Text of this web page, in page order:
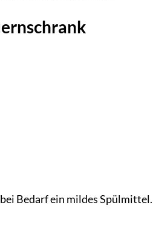
Bedarf ein mildes